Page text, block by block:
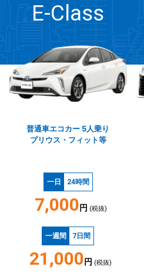
E-Class
普通車エコカー 5人乗り
プリウス・フィット等
一日 24時間
7,000 円 (税抜)
一週間 7日間
21,000 円 (税抜)